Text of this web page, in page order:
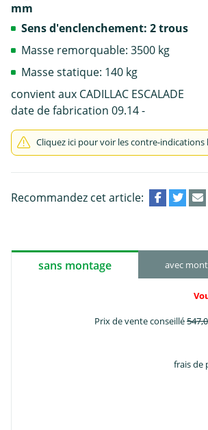
mm
Sens d'enclenchement: 2 trous
Masse remorquable: 3500 kg
Masse statique: 140 kg
convient aux CADILLAC ESCALADE
date de fabrication 09.14 -
Cliquez ici pour voir les contre-indications
Recommandez cet article:
sans montage avec
Prix de vente conseillé
frais de